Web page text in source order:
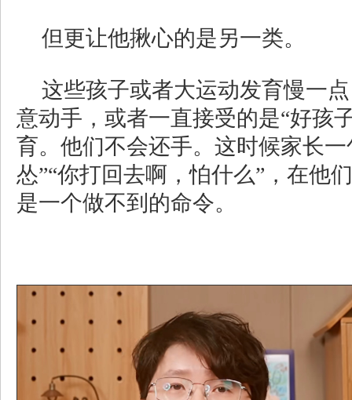
但更让他揪心的是另一类。
这些孩子或者大运动发育慢一
意动手，或者一直接受的是“好孩
育。他们不会还手。这时候家长
怂”“你打回去啊，怕什么”，在他
是一个做不到的命令。